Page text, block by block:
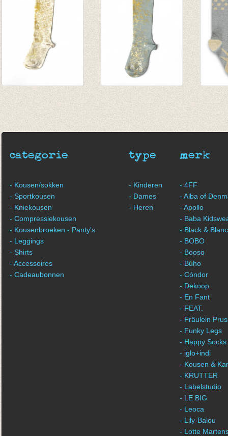
€
categorie
- Kousen/sokken
- Sportkousen
- Kniekousen
- Compressiekousen
- Kousenbroeken - Panty's
- Leggings
- Shirts
- Accessoires
- Cadeaubonnen
type
- Kinderen
- Dames
- Heren
merk
- 4FF
- Alba of
- Apollo
- Baba
- Black &
- BOBO
- Booso
- Búho
- Cóndor
- Dekoop
- En Fant
- FEAT.
- Fräulein
- Funky Legs
- Happy Socks
- iglo+indi
- Kousen &
- KRUTTER
- Labelstudio
- LE BIG
- Leoca
- Lily-Balou
- Lotte